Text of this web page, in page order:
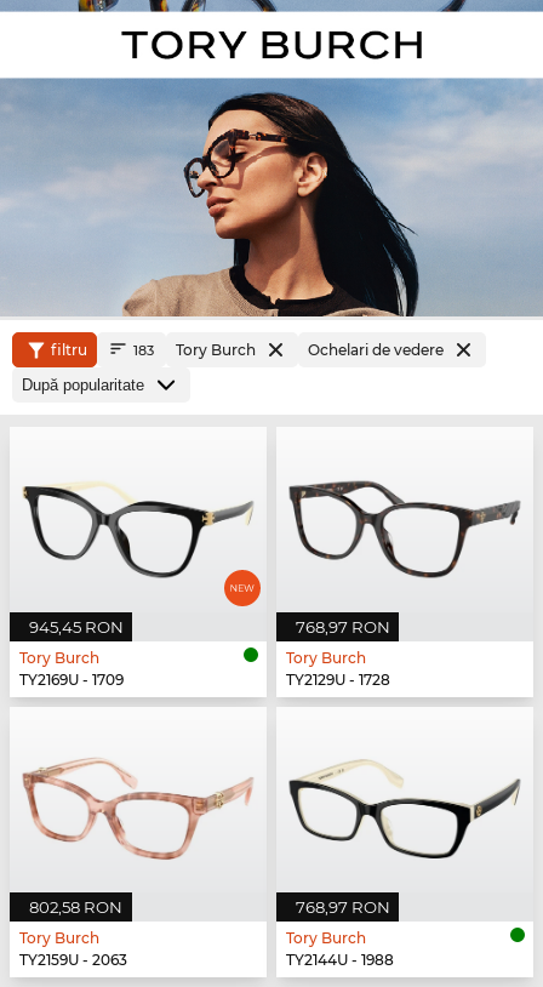
filtru 183 Tory Burch Ochelari de vedere
945,45 RON
Tory Burch
TY2169U - 1709
768,97 RON
Tory Burch
TY2129U - 1728
802,58 RON
Tory Burch
TY2159U - 2063
768,97 RON
Tory Burch
TY2144U - 1988